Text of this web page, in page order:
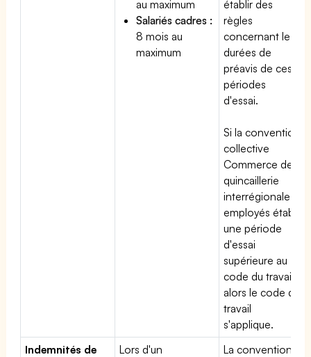
au maximum
Salariés cadres :
8 mois au
maximum
établir des
règles
concernant les
durées de
préavis de ces
périodes
d'essai.
Si la convention
collective
Commerce de
quincaillerie
interrégionale
employés établit
une période
d'essai
supérieure au
code du travail,
alors le code du
travail
s'applique.
Indemnités de
Lors d'un
La convention